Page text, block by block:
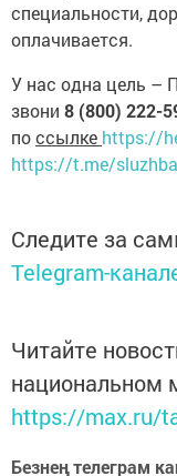
специальности,
оплачивается.
У нас одна цель –
звони 8 (800) 222-
поссылке https://
https://t.me/
Следите за
Telegram-
Читайте
национальном
https://max.ru/
Безнең телеграм